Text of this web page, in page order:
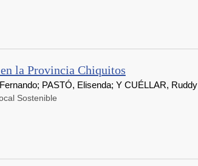
la Provincia Chiquitos
PASTÓ, Elisenda; Y CUÉLLAR, Ruddy
Sostenible